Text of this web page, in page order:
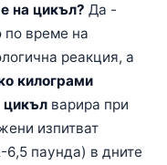
на цикъл? Да -
по време на
реакция, а
килограми
цикъл варира при
изпитват
6,5 паунда) в дните